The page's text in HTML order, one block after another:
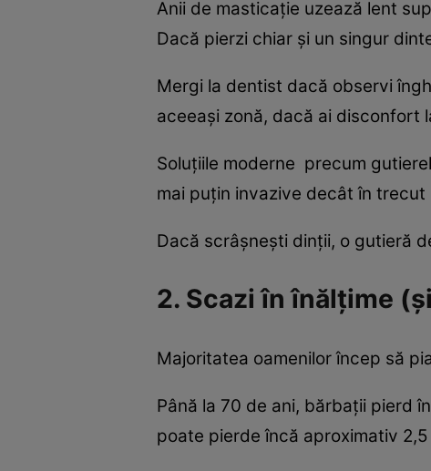
Anii de masticație uzează lent
Dacă pierzi chiar și un singur
Mergi la dentist dacă observi
aceeași zonă, dacă ai disconfort
Soluțiile moderne precum
mai puțin invazive decât în
Dacă scrâșnești dinții, o gutieră
2. Scazi în înălțime
Majoritatea oamenilor încep să
Până la 70 de ani, bărbații pierd
poate pierde încă aproximativ 2,5